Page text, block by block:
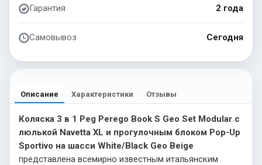
Гарантия 2 года
Самовывоз Сегодня
Описание Характеристики Отзывы
Коляска 3 в 1 Peg Perego Book S Geo Set Modular с
люлькой Navetta XL и прогулочным блоком Pop-Up
Sportivo на шасси White/Black Geo Beige
представлена всемирно известным итальянским